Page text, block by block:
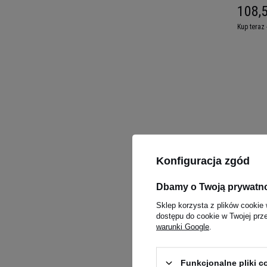
Kup teraz
-
Konfiguracja zgód
Dbamy o Twoją
Sklep korzysta z plików cookie
dostępu do cookie w Twojej
warunki Google
Funkcjonalne pliki